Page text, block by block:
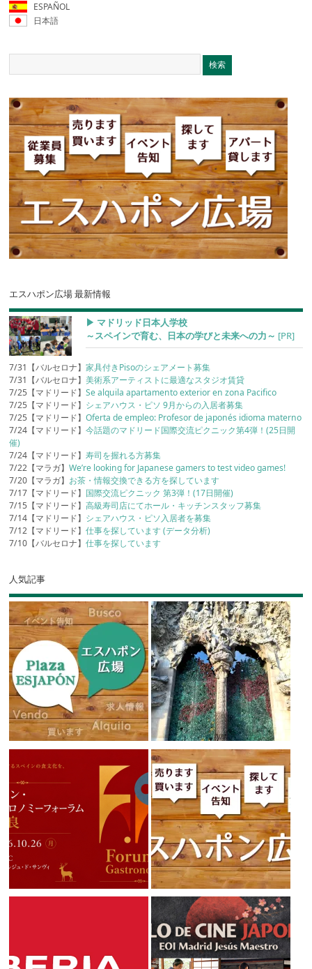
ESPAÑOL
日本語
エスハポン広場 最新情報
▶︎ マドリッド日本人学校
～スペインで育む、日本の学びと未来への力～ [PR]
7/31【バルセロナ】家具付きPisoのシェアメート募集
7/31【バルセロナ】美術系アーティストに最適なスタジオ賃貸
7/25【マドリード】Se alquila apartamento exterior en zona Pacifico
7/25【マドリード】 シェアハウス・ピソ 9月からの入居者募集
7/25【マドリード】Oferta de empleo: Profesor de japonés idioma materno
7/24【マドリード】今話題のマドリード国際交流ピクニック第4弾！(25日開
催)
7/24【マドリード】寿司を握れる方募集
7/22【マラガ】We’re looking for Japanese gamers to test video games!
7/20【マラガ】 お茶・情報交換できる方を探しています
7/17【マドリード】 国際交流ピクニック 第3弾！(17日開催)
7/15【マドリード】高級寿司店にてホール・キッチンスタッフ募集
7/14【マドリード】 シェアハウス・ピソ入居者を募集
7/12【マドリード】仕事を探しています (データ分析)
7/10【バルセロナ】仕事を探しています
人気記事